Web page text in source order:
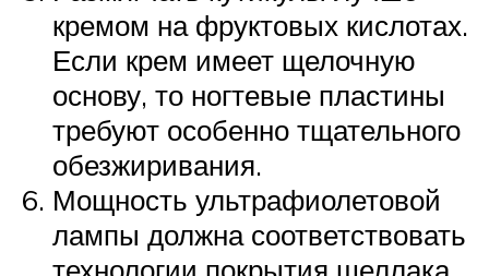
кремом на фруктовых кислотах.
Если крем имеет щелочную
основу, то ногтевые пластины
требуют особенно тщательного
обезжиривания.
Мощность ультрафиолетовой
лампы должна соответствовать